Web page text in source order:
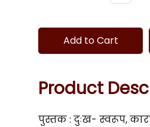
Add to Cart
Product
पुस्तक : दुःख- स्वरूप,